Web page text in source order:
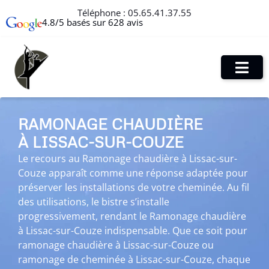
Téléphone : 05.65.41.37.55
4.8/5 basés sur 628 avis
RAMONAGE CHAUDIÈRE
À LISSAC-SUR-COUZE
Le recours au Ramonage chaudière à Lissac-sur-
Couze apparaît comme une réponse adaptée pour
préserver les installations de votre cheminée. Au fil
des utilisations, le bistre s’installe
progressivement, rendant le Ramonage chaudière
à Lissac-sur-Couze indispensable. Que ce soit pour
ramonage chaudière à Lissac-sur-Couze ou
ramonage de cheminée à Lissac-sur-Couze, chaque